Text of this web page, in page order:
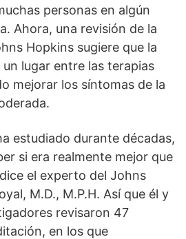
personas en algún
Ahora, una revisión de la
Hopkins sugiere que la
lugar entre las terapias
mejorar los síntomas de la
estudiado durante décadas,
si era realmente mejor que
el experto del Johns
M.D., M.P.H. Así que él y
revisaron 47
en los que